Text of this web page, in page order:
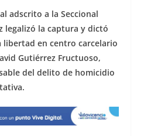
ar
e
adscrito a la Seccional
legalizó la captura y dictó
libertad en centro carcelario
Gutiérrez Fructuoso,
del delito de homicidio